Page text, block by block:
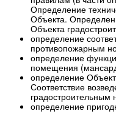
Определение
Объекта.
Объекта
определение
противопожарным
определение
помещения
определение
Соответствие
определение